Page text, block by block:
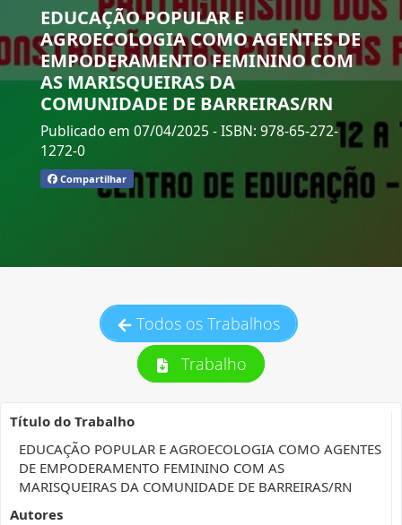
EDUCAÇÃO POPULAR E
AGROECOLOGIA COMO AGENTES DE
EMPODERAMENTO FEMININO COM
AS MARISQUEIRAS DA
COMUNIDADE DE BARREIRAS/RN
Publicado em 07/04/2025 - ISBN: 978-65-272-
1272-0
Compartilhar
Todos os Trabalhos
Trabalho
Título do Trabalho
EDUCAÇÃO POPULAR E AGROECOLOGIA COMO AGENTES
DE EMPODERAMENTO FEMININO COM AS
MARISQUEIRAS DA COMUNIDADE DE BARREIRAS/RN
Autores